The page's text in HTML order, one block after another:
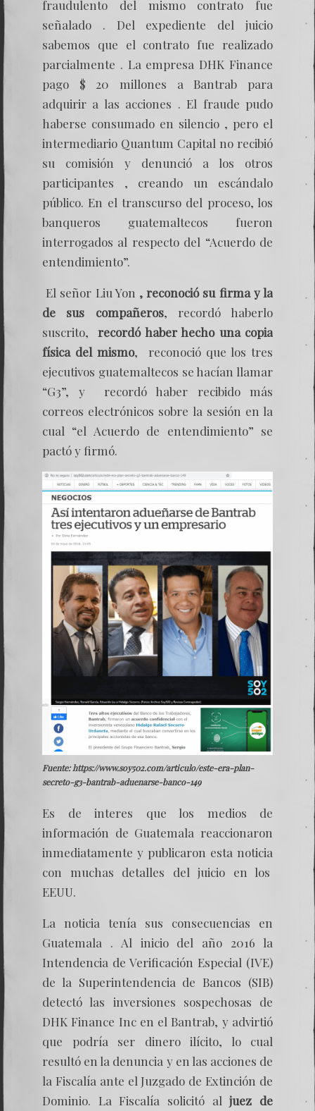
fraudulento del mismo contrato fue
señalado . Del expediente del juicio
sabemos que el contrato fue realizado
parcialmente . La empresa DHK Finance
pago $ 20 millones a Bantrab para
adquirir a las acciones . El fraude pudo
haberse consumado en silencio , pero el
intermediario Quantum Capital no recibió
su comisión y denunció a los otros
participantes , creando un escándalo
público. En el transcurso del proceso, los
banqueros guatemaltecos fueron
interrogados al respecto del “Acuerdo de
entendimiento”.
El señor Liu Yon , reconoció su firma y la
de sus compañeros, recordó haberlo
suscrito,
recordó haber hecho una copia
física del mismo, reconoció que los tres
ejecutivos guatemaltecos se hacían llamar
“G3”, y recordó haber recibido más
correos electrónicos sobre la sesión en la
cual “el Acuerdo de entendimiento” se
pactó y firmó.
Fuente: https://www.soy502.com/articulo/este-era-plan-
secreto-g3-bantrab-aduenarse-banco-149
Es de interes que los medios de
información de Guatemala reaccionaron
inmediatamente y publicaron esta noticia
con muchas detalles del juicio en los
EEUU.
La noticia tenía sus consecuencias en
Guatemala . Al inicio del año 2016 la
Intendencia de Verificación Especial (IVE)
de la Superintendencia de Bancos (SIB)
detectó las inversiones sospechosas de
DHK Finance Inc en el Bantrab, y advirtió
que podría ser dinero ilícito, lo cual
resultó en la denuncia y en las acciones de
la Fiscalía ante el Juzgado de Extinción de
Dominio. La Fiscalía solicitó aljuez de